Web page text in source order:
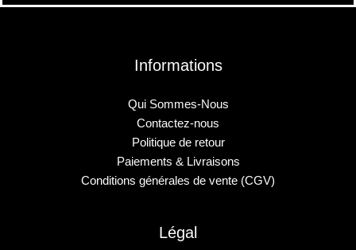
Informations
Qui Sommes-Nous
Contactez-nous
Politique de retour
Paiements & Livraisons
Conditions générales de vente (CGV)
Légal